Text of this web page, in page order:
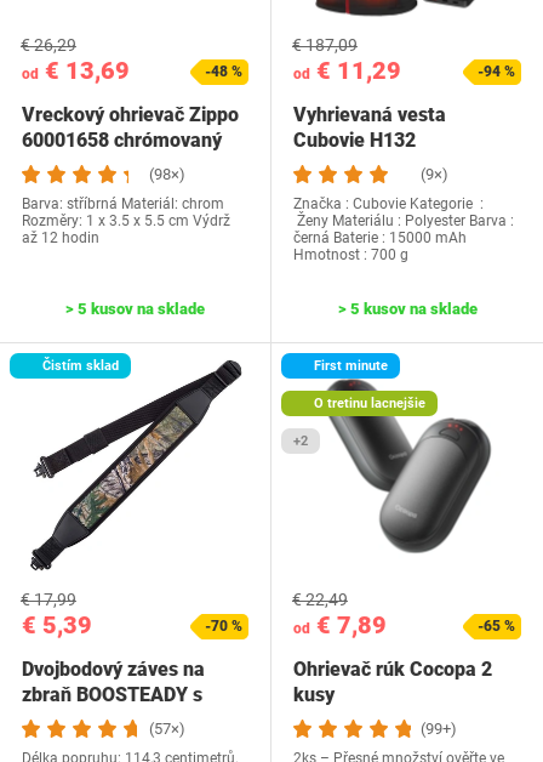
od € 13,69
€ 26,29
-48 %
Vreckový ohrievač Zippo
60001658 chrómovaný
(98×)
Barva: stříbrná Materiál: chrom
Rozměry: 1 x 3.5 x 5.5 cm Výdrž
až 12 hodin
> 5 kusov na sklade
od € 11,29
€ 187,09
-94 %
Vyhrievaná vesta
Cubovie H132
(9×)
Značka : Cubovie Kategorie ‏ :
‎ Ženy Materiálu : Polyester Barva :
černá Baterie : 15000 mAh
Hmotnost : 700 g
> 5 kusov na sklade
Čistím sklad
€ 5,39
€ 17,99
-70 %
Dvojbodový záves na
zbraň BOOSTEADY s
otočným kĺbom,…
(57×)
Délka popruhu: 114,3 centimetrů.
First minute
O tretinu lacnejšie
+2
od € 7,89
€ 22,49
-65 %
Ohrievač rúk Cocopa 2
kusy
(99+)
2ks – Přesné množství ověřte ve